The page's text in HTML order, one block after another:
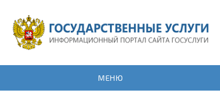
МЕНЮ